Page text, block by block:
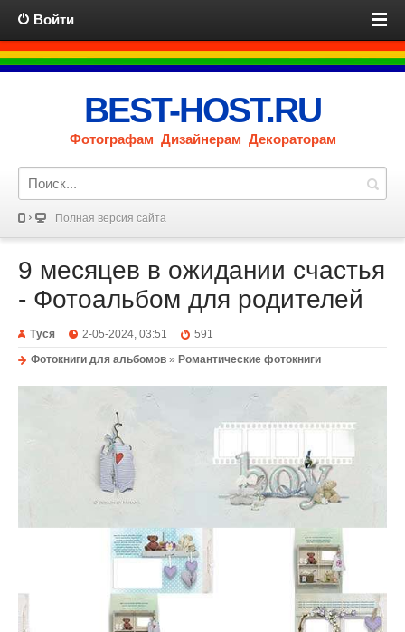
Войти
BEST-HOST.RU
Фотографам Дизайнерам Декораторам
Полная версия сайта
9 месяцев в ожидании счастья
- Фотоальбом для родителей
Туся 2-05-2024, 03:51
591
Фотокниги для альбомов » Романтические фотокниги